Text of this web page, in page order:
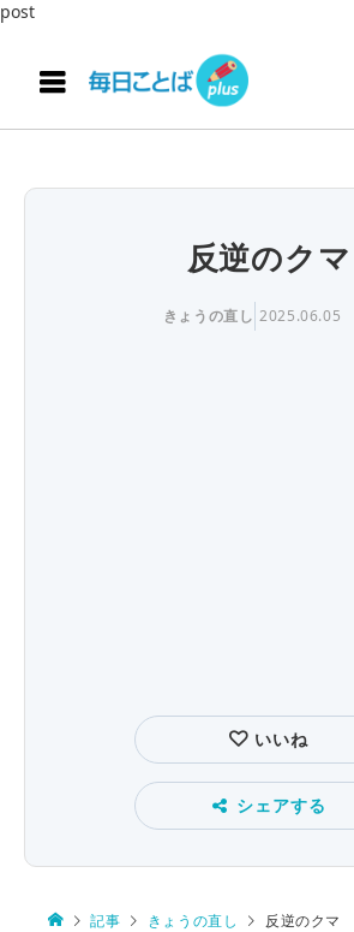
post
反逆のクマ
きょうの直し 2025.06.05
いいね
シェアする
記事 きょうの直し 反逆のクマ